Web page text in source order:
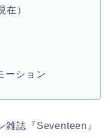
）
ーション
雑誌『Seventeen』